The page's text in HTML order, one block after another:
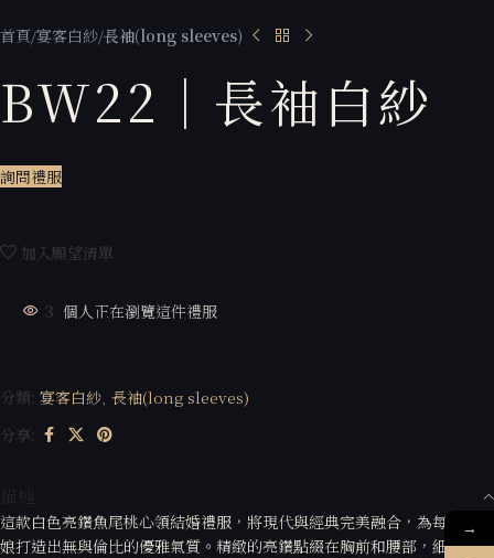
首頁 宴客白紗 長袖(long sleeves)
BW22｜長袖白紗
詢問禮服
加入願望清單
3 個人正在瀏覽這件禮服
分類: 宴客白紗, 長袖(long sleeves)
分享:
這款白色亮鑽魚尾桃心領結婚禮服，將現代與經典完美融合，為每一位新
娘打造出無與倫比的優雅氣質。精緻的亮鑽點綴在胸前和腰部，細緻的工
→